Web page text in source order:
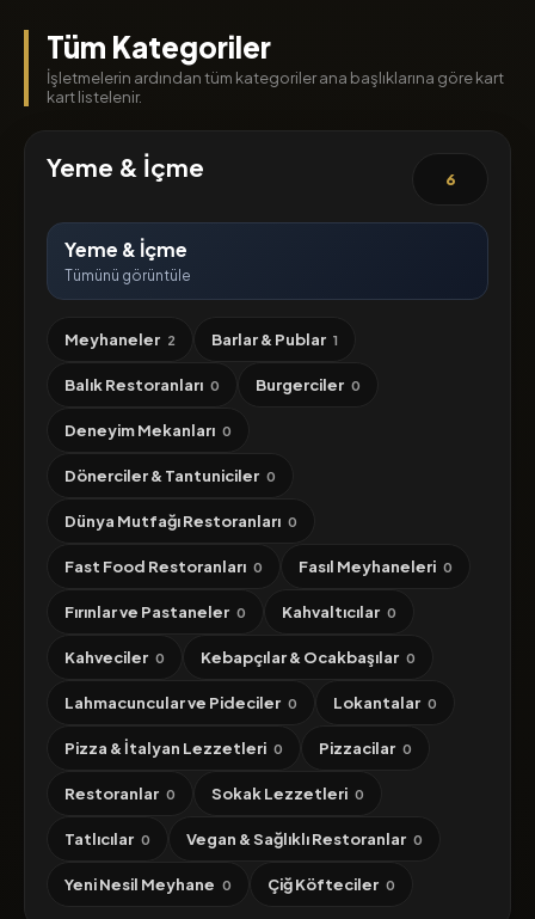
Tüm Kategoriler
İşletmelerin ardından tüm kategoriler ana başlıklarına göre kart
kart listelenir.
Yeme & İçme 6
Yeme & İçme
Tümünü görüntüle
Meyhaneler 2 Barlar & Publar 1
Balık Restoranları 0 Burgerciler 0
Deneyim Mekanları 0
Dönerciler & Tantuniciler 0
Dünya Mutfağı Restoranları 0
Fast Food Restoranları 0 Fasıl Meyhaneleri 0
Fırınlar ve Pastaneler 0 Kahvaltıcılar 0
Kahveciler 0 Kebapçılar & Ocakbaşılar 0
Lahmacuncular ve Pideciler 0 Lokantalar 0
Pizza & İtalyan Lezzetleri 0 Pizzacilar 0
Restoranlar 0 Sokak Lezzetleri 0
Tatlıcılar 0 Vegan & Sağlıklı Restoranlar 0
Yeni Nesil Meyhane 0 Çiğ Köfteciler 0